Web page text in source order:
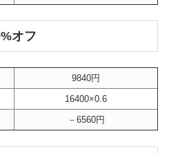
オフ
9840円
16400×0.6
－6560円